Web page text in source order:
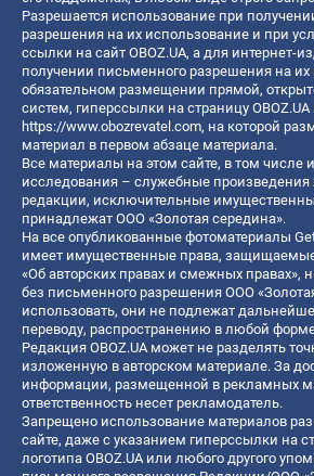
Разрешается использование при
разрешения на их использование и при
ссылки на сайт OBOZ.UA, а для интернет-
получении письменного разрешения на
обязательном размещении прямой,
систем, гиперссылки на страницу
https://www.obozrevatel.com, на которой
материал в первом абзаце материала.
Все материалы на этом сайте, в том числе
исследования – служебные произведения
редакции, исключительные
принадлежат ООО «Золотая середина».
На все опубликованные фотоматериалы
имеет имущественные права,
«Об авторских правах и смежных правах»,
без письменного разрешения ООО
использовать, они не подлежат
переводу, распространению в любой
Редакция OBOZ.UA может не разделять
изложенную в авторском материале. За
информации, размещенной в рекламных
ответственность несет рекламодатель.
Запрещено использование материалов
сайте, даже с указанием гиперссылки на
логотипа OBOZ.UA или любого другого